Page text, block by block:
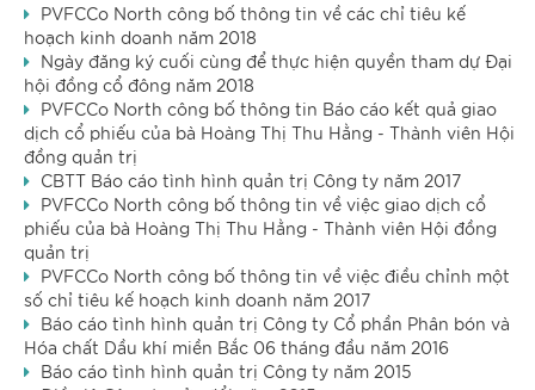
PVFCCo North công bố thông tin về các chỉ tiêu kế
hoạch kinh doanh năm 2018
Ngày đăng ký cuối cùng để thực hiện quyền tham dự Đại
hội đồng cổ đông năm 2018
PVFCCo North công bố thông tin Báo cáo kết quả giao
dịch cổ phiếu của bà Hoàng Thị Thu Hằng - Thành viên Hội
đồng quản trị
CBTT Báo cáo tình hình quản trị Công ty năm 2017
PVFCCo North công bố thông tin về việc giao dịch cổ
phiếu của bà Hoàng Thị Thu Hằng - Thành viên Hội đồng
quản trị
PVFCCo North công bố thông tin về việc điều chỉnh một
số chỉ tiêu kế hoạch kinh doanh năm 2017
Báo cáo tình hình quản trị Công ty Cổ phần Phân bón và
Hóa chất Dầu khí miền Bắc 06 tháng đầu năm 2016
Báo cáo tình hình quản trị Công ty năm 2015